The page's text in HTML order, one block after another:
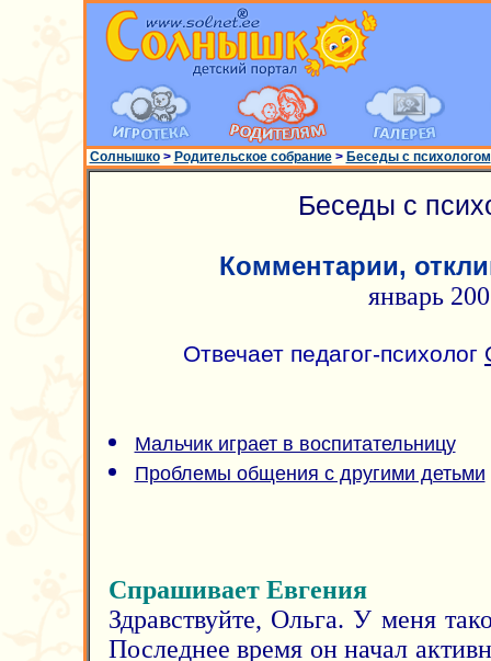
Солнышко> Родительское собрание> Беседы с психологом
Беседы с
Комментарии,
январь
Отвечает педагог-психолог
Мальчик играет в воспитательницу
Проблемы общения с другими детьми
Спрашивает Евгения
Здравствуйте, Ольга. У меня
Последнее время он начал